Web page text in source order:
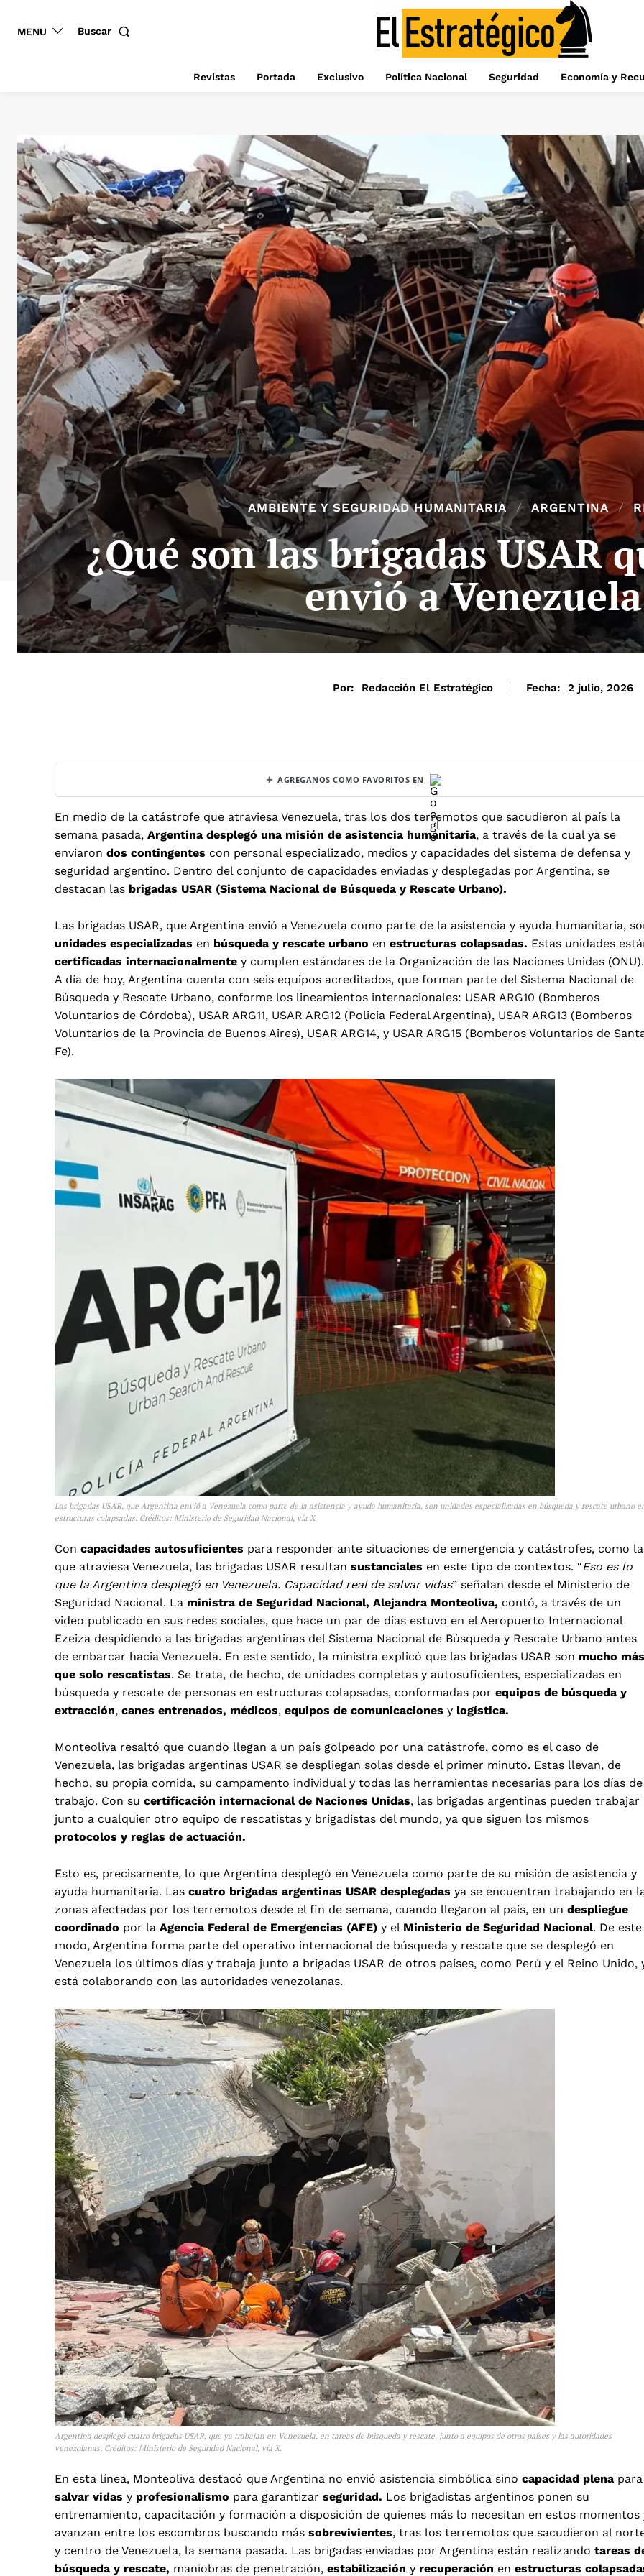
MENU Buscar
Revistas Portada Exclusivo Política Nacional Seguridad Economía y
AMBIENTE Y SEGURIDAD HUMANITARIA ARGENTINA
¿Qué son las brigadas USAR
envió a
Por: Redacción El Estratégico Fecha: 2 julio, 2026
+ AGREGANOS COMO FAVORITOS EN
En medio de la catástrofe que atraviesa Venezuela, tras los dos terremotos que sacudieron al país la
semana pasada, Argentina desplegó una misión de asistencia humanitaria, a través de la cual ya se
enviaron dos contingentes con personal especializado, medios y capacidades del sistema de defensa y
seguridad argentino. Dentro del conjunto de capacidades enviadas y desplegadas por Argentina, se
destacan las brigadas USAR (Sistema Nacional de Búsqueda y Rescate Urbano).
Las brigadas USAR, que Argentina envió a Venezuela como parte de la asistencia y ayuda humanitaria,
unidades especializadas en búsqueda y rescate urbano en estructuras colapsadas. Estas unidades
certificadas internacionalmente y cumplen estándares de la Organización de las Naciones Unidas (ONU).
A día de hoy, Argentina cuenta con seis equipos acreditados, que forman parte del Sistema Nacional de
Búsqueda y Rescate Urbano, conforme los lineamientos internacionales: USAR ARG10 (Bomberos
Voluntarios de Córdoba), USAR ARG11, USAR ARG12 (Policía Federal Argentina), USAR ARG13 (Bomberos
Voluntarios de la Provincia de Buenos Aires), USAR ARG14, y USAR ARG15 (Bomberos Voluntarios de
Fe).
Las brigadas USAR, que Argentina envió a Venezuela como parte de la asistencia y ayuda humanitaria, son unidades especializadas en búsqueda y rescate urbano
estructuras colapsadas. Créditos: Ministerio de Seguridad Nacional, vía X.
Con capacidades autosuficientes para responder ante situaciones de emergencia y catástrofes, como
que atraviesa Venezuela, las brigadas USAR resultan sustanciales en este tipo de contextos. “Eso es lo
que la Argentina desplegó en Venezuela. Capacidad real de salvar vidas” señalan desde el Ministerio de
Seguridad Nacional. La ministra de Seguridad Nacional, Alejandra Monteoliva, contó, a través de un
video publicado en sus redes sociales, que hace un par de días estuvo en el Aeropuerto Internacional
Ezeiza despidiendo a las brigadas argentinas del Sistema Nacional de Búsqueda y Rescate Urbano antes
de embarcar hacia Venezuela. En este sentido, la ministra explicó que las brigadas USAR son mucho más
que solo rescatistas. Se trata, de hecho, de unidades completas y autosuficientes, especializadas en
búsqueda y rescate de personas en estructuras colapsadas, conformadas por equipos de búsqueda y
extracción, canes entrenados, médicos, equipos de comunicaciones y logística.
Monteoliva resaltó que cuando llegan a un país golpeado por una catástrofe, como es el caso de
Venezuela, las brigadas argentinas USAR se despliegan solas desde el primer minuto. Estas llevan, de
hecho, su propia comida, su campamento individual y todas las herramientas necesarias para los días de
trabajo. Con su certificación internacional de Naciones Unidas, las brigadas argentinas pueden trabajar
junto a cualquier otro equipo de rescatistas y brigadistas del mundo, ya que siguen los mismos
protocolos y reglas de actuación.
Esto es, precisamente, lo que Argentina desplegó en Venezuela como parte de su misión de asistencia y
ayuda humanitaria. Las cuatro brigadas argentinas USAR desplegadas ya se encuentran trabajando en
zonas afectadas por los terremotos desde el fin de semana, cuando llegaron al país, en un despliegue
coordinado por la Agencia Federal de Emergencias (AFE) y el Ministerio de Seguridad Nacional. De este
modo, Argentina forma parte del operativo internacional de búsqueda y rescate que se desplegó en
Venezuela los últimos días y trabaja junto a brigadas USAR de otros países, como Perú y el Reino Unido,
está colaborando con las autoridades venezolanas.
Argentina desplegó cuatro brigadas USAR, que ya trabajan en Venezuela, en tareas de búsqueda y rescate, junto a equipos de otros países y las autoridades
venezolanas. Créditos: Ministerio de Seguridad Nacional, vía X.
En esta línea, Monteoliva destacó que Argentina no envió asistencia simbólica sino capacidad plena para
salvar vidas y profesionalismo para garantizar seguridad. Los brigadistas argentinos ponen su
entrenamiento, capacitación y formación a disposición de quienes más lo necesitan en estos momentos
avanzan entre los escombros buscando más sobrevivientes, tras los terremotos que sacudieron al
y centro de Venezuela, la semana pasada. Las brigadas enviadas por Argentina están realizando tareas
búsqueda y rescate, maniobras de penetración, estabilización y recuperación en estructuras